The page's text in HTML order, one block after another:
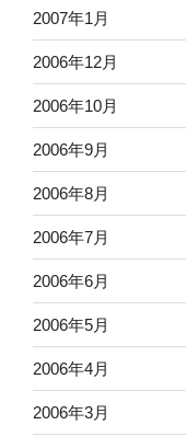
2007年1月
2006年12月
2006年10月
2006年9月
2006年8月
2006年7月
2006年6月
2006年5月
2006年4月
2006年3月